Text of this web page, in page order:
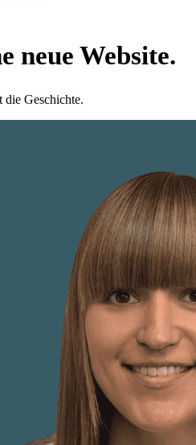
neue Website.
die Geschichte.